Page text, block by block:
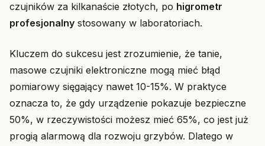
czujników za kilkanaście złotych, po higrometr
profesjonalny stosowany w laboratoriach.
Kluczem do sukcesu jest zrozumienie, że tanie,
masowe czujniki elektroniczne mogą mieć błąd
pomiarowy sięgający nawet 10-15%. W praktyce
oznacza to, że gdy urządzenie pokazuje bezpieczne
50%, w rzeczywistości możesz mieć 65%, co jest już
progią alarmową dla rozwoju grzybów. Dlatego w